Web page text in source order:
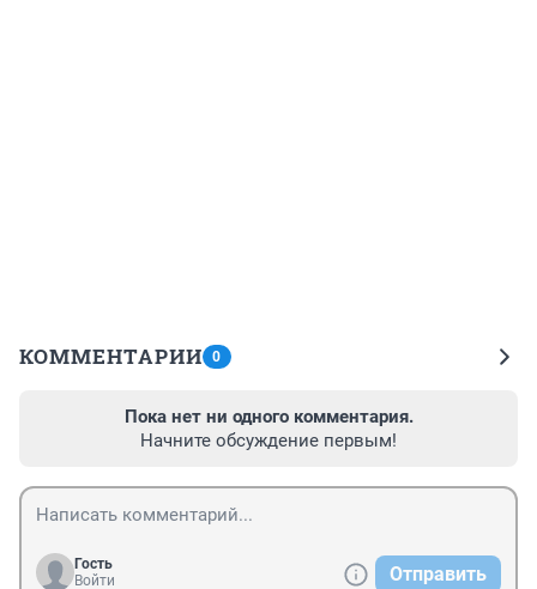
КОММЕНТАРИИ 0
Пока нет ни одного комментария.
Начните обсуждение первым!
Гость
Войти
Отправить